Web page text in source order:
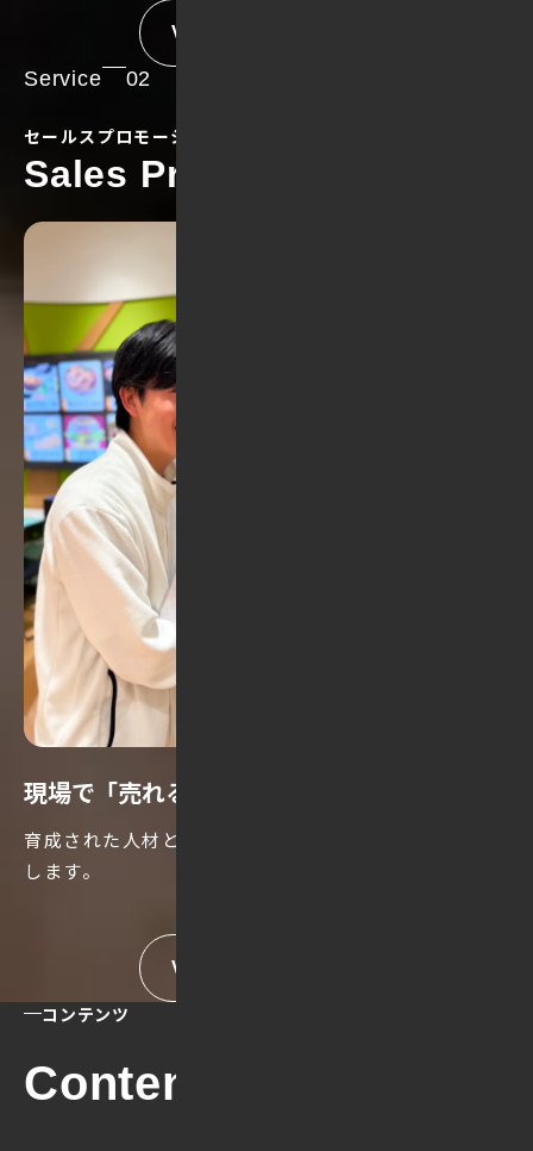
VIEW MORE
Service 02
セールスプロモーション
Sales Promotion
現場で 「売れる」
育成された人材と戦略で、
します。
VIEW MORE
コンテンツ
Contents